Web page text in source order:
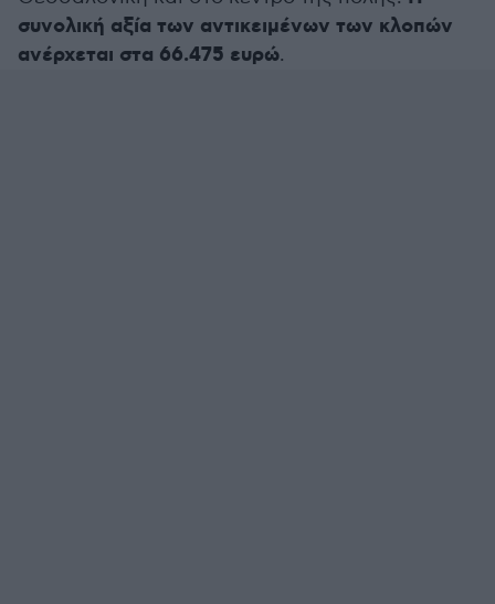
συνολική αξία των αντικειμένων των κλοπών
ανέρχεται στα 66.475 ευρώ.